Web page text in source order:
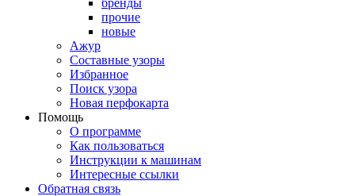
бренды
прочие
новые
Ажур
Составные узоры
Избранное
Поиск узора
Новая перфокарта
Помощь
О программе
Как пользоваться
Инструкции к машинам
Интересные ссылки
Обратная связь